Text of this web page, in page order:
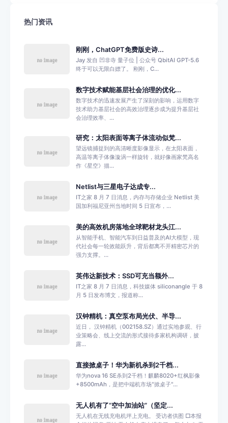
热门资讯
刚刚，ChatGPT免费版史诗...
Jay 发自 凹非寺 量子位 | 公众号 QbitAI GPT-5.6
终于可以无限白嫖了。 刚刚，C...
数字技术赋能基层社会治理的优化...
数字技术的迅速发展产生了深刻的影响，运用数字
技术助力基层社会的高效治理逐步成为提升基层社
会治理效率、...
研究：太阳表面等离子体流动似梵...
望远镜捕捉到的高清晰度影像显示，在太阳表面，
高温等离子体像漩涡一样旋转，就好像画家梵高名
作《星空》描...
Netlist与三星电子达成专...
IT之家 8 月 7 日消息，内存与存储企业 Netlist 美
国加利福尼亚州当地时间 5 日宣布，...
美的高效机房落地全球靶材龙头江...
从智能手机、智能汽车到日益普及的AI大模型，现
代社会每一轮效能跃升，背后都离不开精密芯片的
强力支撑。...
英伟达新技术：SSD可充当额外...
IT之家 8 月 7 日消息，科技媒体 siliconangle 于 8
月 5 日发布博文，报道称...
汉钟精机：真空泵布局光伏、半导...
近日， 汉钟精机（002158.SZ）通过实地参观、行
业策略会、线上交流的形式接待多家机构调研，披
露...
直接掀桌子！华为新机杀到2千档...
华为nova 16 SE杀到2千档！麒麟8020+红枫影像
+8500mAh，是把中端机市场"掀桌子"...
无人机有了“空中加油站”（坚定...
无人机在无线充电机坪上充电。 受访者供图 □本报